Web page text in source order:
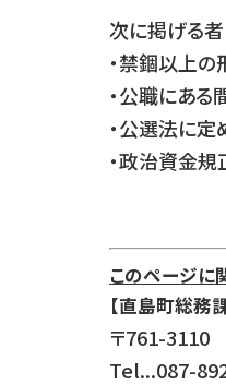
次に掲げる者
・禁錮以上の
・公職にあ
・公選法に
・政治資金
このページに
【直島町総務課
〒761-3110
Tel...087-